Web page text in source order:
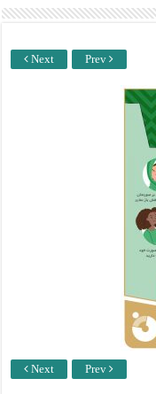
Next Prev
Next Prev